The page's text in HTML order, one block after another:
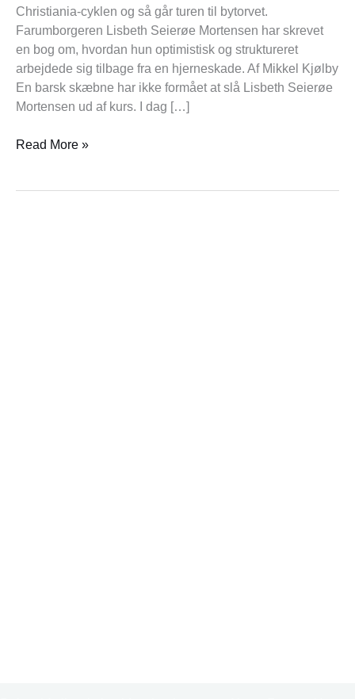
Christiania-cyklen og så går turen til bytorvet.
Farumborgeren Lisbeth Seierøe Mortensen har skrevet
en bog om, hvordan hun optimistisk og struktureret
arbejdede sig tilbage fra en hjerneskade. Af Mikkel Kjølby
En barsk skæbne har ikke formået at slå Lisbeth Seierøe
Mortensen ud af kurs. I dag […]
Read More »